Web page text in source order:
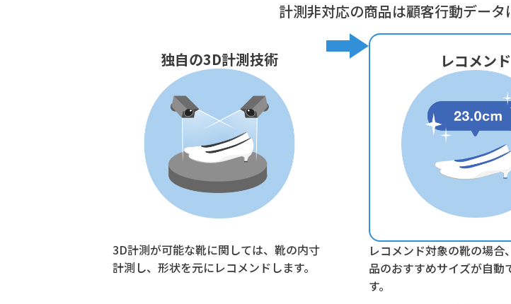
計測非対応の商品は顧客行動データ
独自の3D計測技術
3D計測が可能な靴に関しては、靴の内寸
計測し、形状を元にレコメンドします。
レコメンド
レコメンド対象の靴の場合
品のおすすめサイズが自動
す。